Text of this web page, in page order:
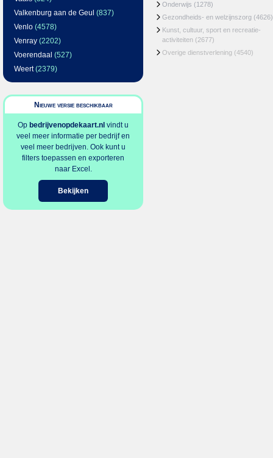
Valkenburg aan de Geul (837)
Venlo (4578)
Venray (2202)
Voerendaal (527)
Weert(2379)
Nieuwe versie beschikbaar
Op bedrijvenopdekaart.nl vindt u
veel meer informatie per bedrijf en
veel meer bedrijven. Ook kunt u
filters toepassen en exporteren
naar Excel.
Bekijken
Onderwijs (1278)
Gezondheids- en welzijnszorg (4626)
Kunst, cultuur, sport en recreatie-
activiteiten (2677)
Overige dienstverlening (4540)